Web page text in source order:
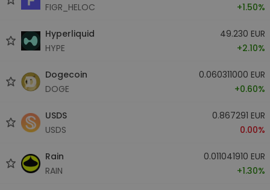
FIGR_HELOC
+1.50%
Hyperliquid
HYPE
49.230 EUR
+2.10%
Dogecoin
DOGE
0.060311000 EUR
+0.60%
USDS
USDS
0.867291 EUR
0.00%
Rain
RAIN
0.011041910 EUR
+1.30%